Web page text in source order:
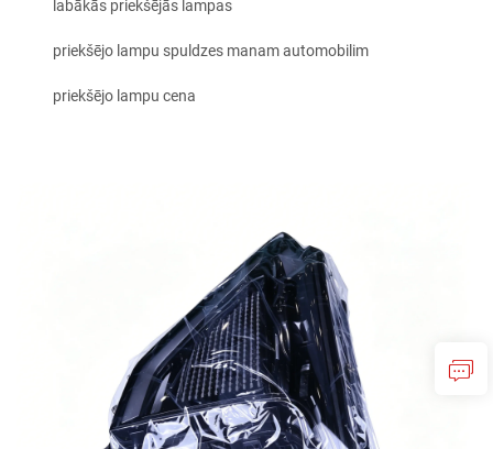
labākās priekšējās lampas
priekšējo lampu spuldzes manam automobilim
priekšējo lampu cena